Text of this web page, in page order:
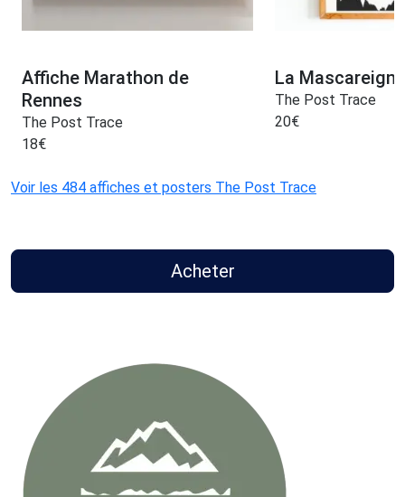
Affiche Marathon de
Rennes
The Post Trace
18€
La
The Post Trace
20€
Voir les 484 affiches et posters The Post Trace
Acheter